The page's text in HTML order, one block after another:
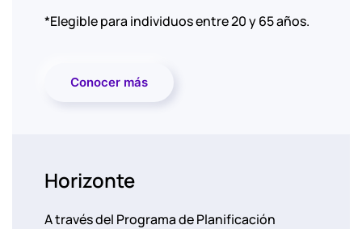
*Elegible para individuos entre 20 y 65 años.
Conocer más
Horizonte
A través del Programa de Planificación